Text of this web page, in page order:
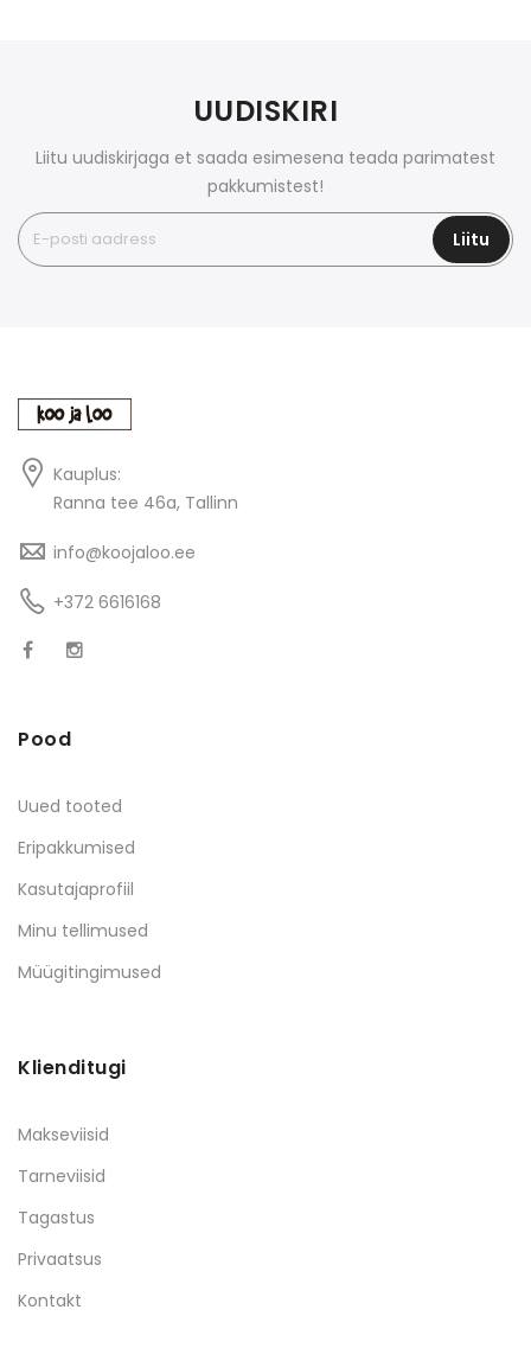
UUDISKIRI
Liitu uudiskirjaga et saada esimesena teada parimatest
pakkumistest!
Liitu
Kauplus:
Ranna tee 46a, Tallinn
info@koojaloo.ee
+372 6616168
Pood
Uued tooted
Eripakkumised
Kasutajaprofiil
Minu tellimused
Müügitingimused
Klienditugi
Makseviisid
Tarneviisid
Tagastus
Privaatsus
Kontakt